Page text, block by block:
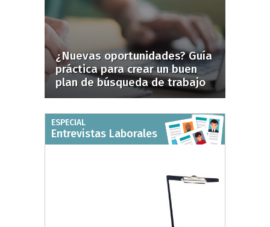
¿Nuevas oportunidades? Guía
práctica para crear un buen
plan de búsqueda de trabajo
ESPECIAL
Entrevistas Laborales